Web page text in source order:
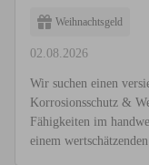
Weihnachtsgeld
02.08.2026
Wir suchen einen
Korrosionsschutz &
Fähigkeiten im
einem